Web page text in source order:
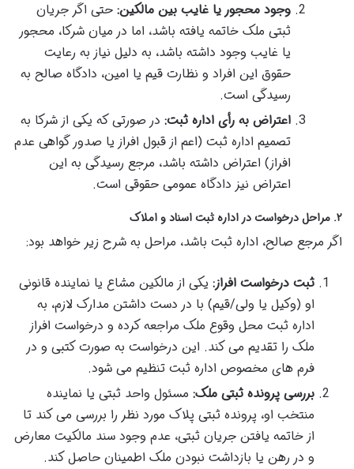
وجود محجور یا غایب بین مالکین: حتی اگر جریان
ثبتی ملک خاتمه یافته باشد، اما در میان شرکا، محجور
یا غایب وجود داشته باشد، به دلیل نیاز به رعایت
حقوق این افراد و نظارت قیم یا امین، دادگاه صالح به
رسیدگی است.
اعتراض به رأی اداره ثبت: در صورتی که یکی از شرکا به
تصمیم اداره ثبت (اعم از قبول افراز یا صدور گواهی عدم
افراز) اعتراض داشته باشد، مرجع رسیدگی به این
اعتراض نیز دادگاه عمومی حقوقی است.
۲. مراحل درخواست در اداره ثبت اسناد و املاک
اگر مرجع صالح، اداره ثبت باشد، مراحل به شرح زیر خواهد بود:
ثبت درخواست افراز: یکی از مالکین مشاع یا نماینده قانونی
او (وکیل یا ولی/قیم) با در دست داشتن مدارک لازم، به
اداره ثبت محل وقوع ملک مراجعه کرده و درخواست افراز
ملک را تقدیم می کند. این درخواست به صورت کتبی و در
فرم های مخصوص اداره ثبت تنظیم می شود.
بررسی پرونده ثبتی ملک: مسئول واحد ثبتی یا نماینده
منتخب او، پرونده ثبتی پلاک مورد نظر را بررسی می کند تا
از خاتمه یافتن جریان ثبتی، عدم وجود سند مالکیت معارض
و در رهن یا بازداشت نبودن ملک اطمینان حاصل کند.